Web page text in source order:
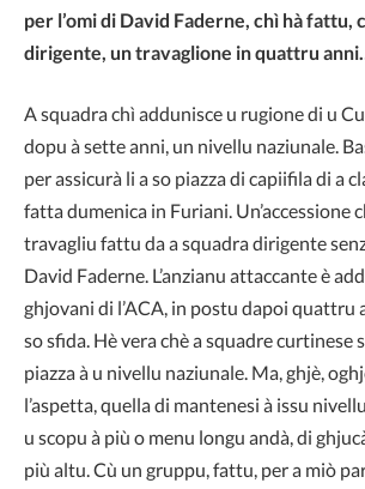
per l’omi di David Faderne, chì hà fattu,
dirigente, un travaglione in quattru
A squadra chì addunisce u rugione di u
dopu à sette anni, un nivellu naziunale.
per assicurà li a so piazza di capiifila di a
fatta dumenica in Furiani. Un’accessione
travagliu fattu da a squadra dirigente
David Faderne. L’anzianu attaccante è
ghjovani di l’ACA, in postu dapoi quattru
so sfida. Hè vera chè a squadre curtinese
piazza à u nivellu naziunale. Ma, ghjè,
l’aspetta, quella di mantenesi à issu
u scopu à più o menu longu andà, di
più altu. Cù un gruppu, fattu, per a miò